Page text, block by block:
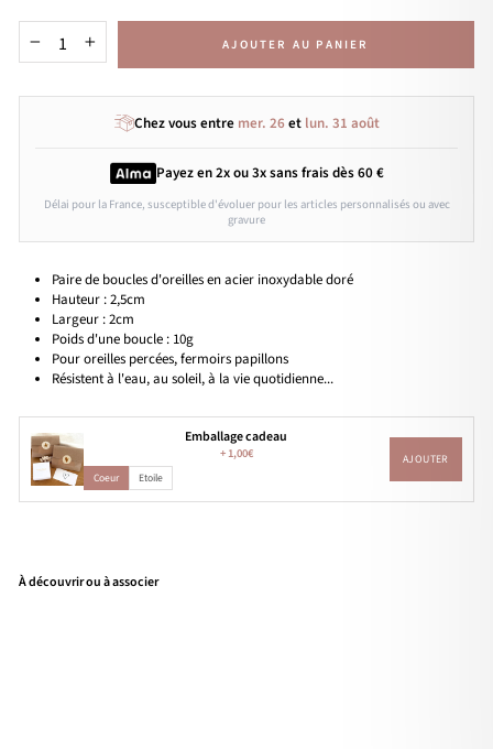
+ AJOUTER AU PANIER
Chez vous entre mer. 26et lun. 31 août
Payez en 2x ou 3xsans fraisdès 60 €
Délai pour la France, susceptible d'évoluer pour les articles personnalisés ou avec
gravure
Paire de boucles d'oreilles en acier inoxydable doré
Hauteur : 2,5cm
Largeur : 2cm
Poids d'une boucle : 10g
Pour oreilles percées, fermoirs papillons
Résistent à l'eau, au soleil, à la vie quotidienne...
Emballage cadeau
+1,00€
Coeur Etoile
AJOUTER
À découvrir ou à associer